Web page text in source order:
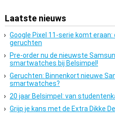
Laatste nieuws
Google Pixel 11-serie komt
geruchten
Pre-order nu de nieuwste
smartwatches bij Belsimpel!
Geruchten: Binnenkort nieuwe
smartwatches?
20 jaar Belsimpel: van
Grijp je kans met de Extra Dikke